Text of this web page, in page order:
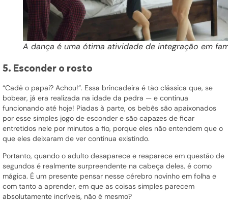
A dança é uma ótima atividade de integração em
5. Esconder o rosto
“Cadê o papai? Achou!”. Essa brincadeira é tão clássica que, se
bobear, já era realizada na idade da pedra — e continua
funcionando até hoje! Piadas à parte, os bebês são apaixonados
por esse simples jogo de esconder e são capazes de ficar
entretidos nele por minutos a fio, porque eles não entendem que o
que eles deixaram de ver continua existindo.
Portanto, quando o adulto desaparece e reaparece em questão de
segundos é realmente surpreendente na cabeça deles, é como
mágica. É um presente pensar nesse cérebro novinho em folha e
com tanto a aprender, em que as coisas simples parecem
absolutamente incríveis, não é mesmo?